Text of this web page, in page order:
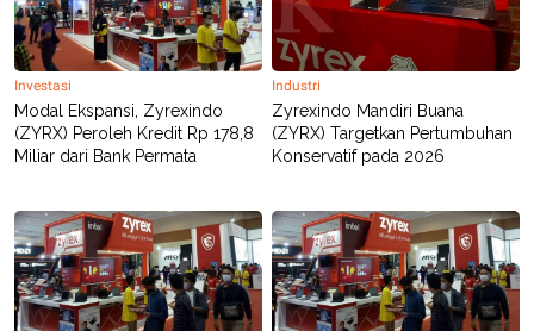
Investasi
Modal Ekspansi, Zyrexindo
(ZYRX) Peroleh Kredit Rp 178,8
Miliar dari Bank Permata
Industri
Zyrexindo Mandiri Buana
(ZYRX) Targetkan Pertumbuhan
Konservatif pada 2026